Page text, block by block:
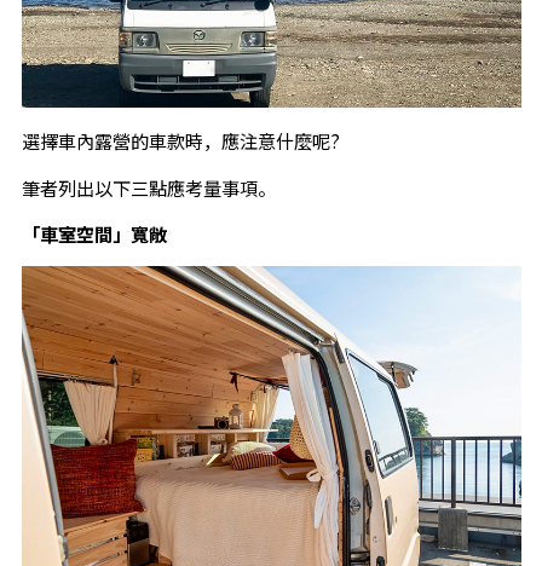
選擇車內露營的車款時，應注意什麼呢?
筆者列出以下三點應考量事項。
「車室空間」寬敞